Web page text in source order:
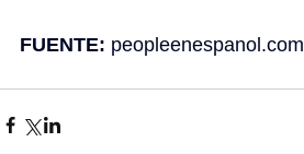
FUENTE: peopleenespanol.com